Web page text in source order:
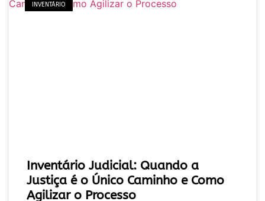
INVENTÁRIO
Inventário Judicial: Quando a
Justiça é o Único Caminho e Como
Agilizar o Processo